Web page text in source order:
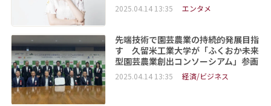
2025.04.14 13:35 エンタメ
先端技術で園芸農業の持続的発展目指
す 久留米工業大学が「ふくおか未来
型園芸農業創出コンソーシアム」参画
2025.04.14 13:35 経済/ビジネス